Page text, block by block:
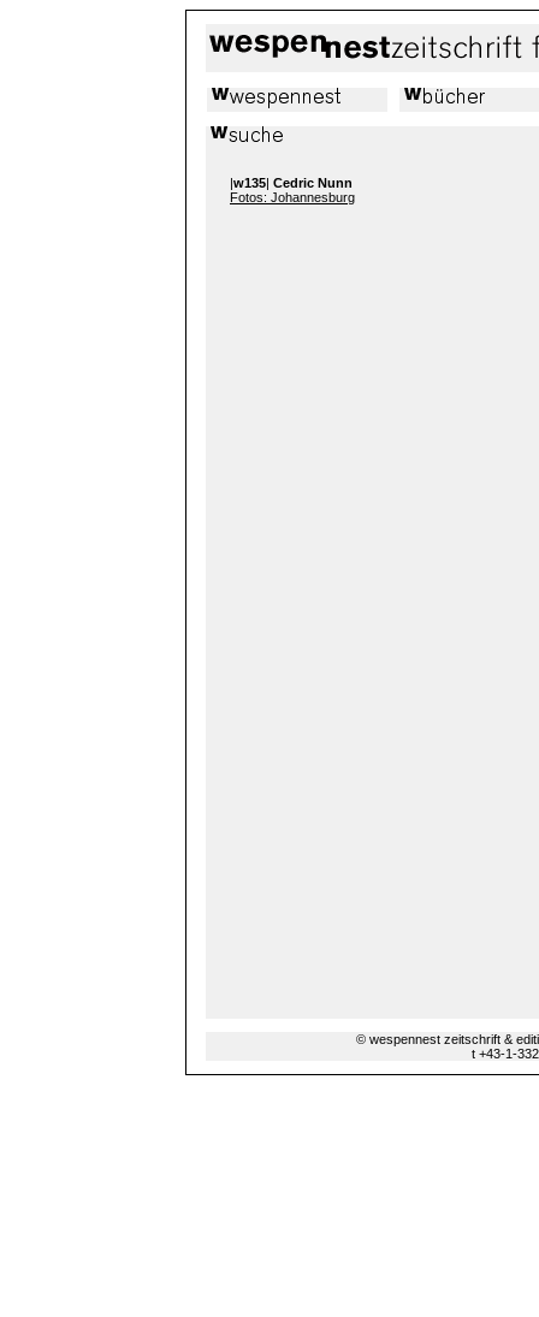
|w135| Cedric Nunn
Fotos: Johannesburg
© wespennest zeitschrift &
t +43-1-